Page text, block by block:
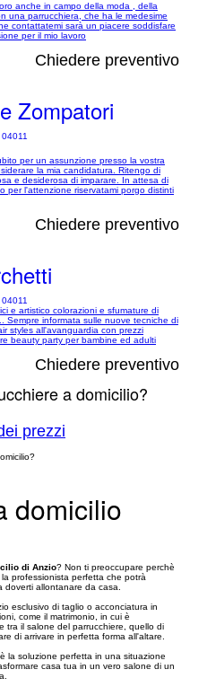
anche in campo della moda , della
una parrucchiera, che ha le medesime
contattatemi sarà un piacere soddisfare
per il mio lavoro
Chiedere preventivo
Zompatori
per un assunzione presso la vostra
la mia candidatura. Ritengo di
e desiderosa di imparare. In attesa di
per l'attenzione riservatami porgo distinti
Chiedere preventivo
e artistico colorazioni e sfumature di
Sempre informata sulle nuove tecniche di
styles all'avanguardia con prezzi
beauty party per bambine ed adulti
Chiedere preventivo
a domicilio?
prezzi
domicilio
di Anzio? Non ti preoccupare perchè
professionista perfetta che potrà
allontanare da casa.
esclusivo di taglio o acconciatura in
come il matrimonio, in cui è
tra il salone del parrucchiere, quello di
di arrivare in perfetta forma all'altare.
è la soluzione perfetta in una situazione
casa tua in un vero salone di un